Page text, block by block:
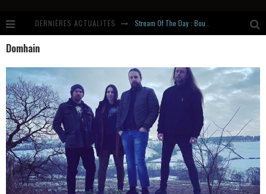
DERNIÈRES ACTUALITÉS
Hardcore, Actually. Meet Cút Lộn
Introducing Newcomer : Gudewife
Domhain